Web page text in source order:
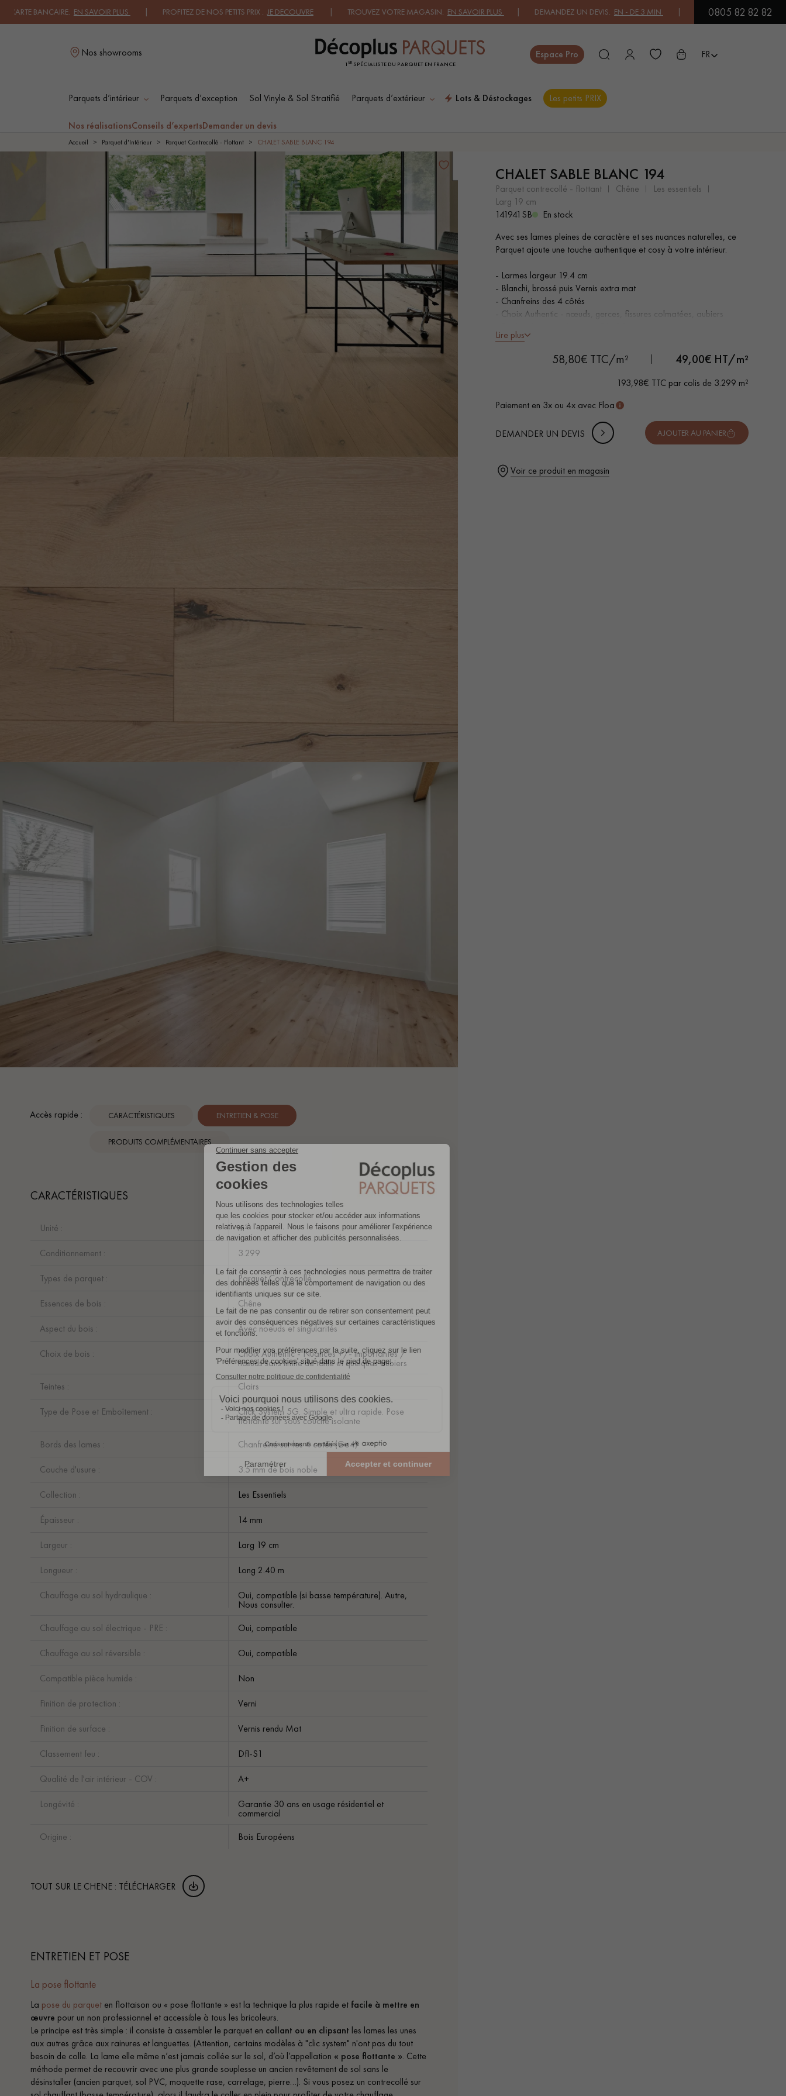
EN SAVOIR PLUS| PROFITEZ DE NOS PETITS PRIX .JE DECOUVRE| TROUVEZ VOTRE MAGASIN.EN SAVOIR PLUS| DEMANDEZ UN DEVIS.EN - DE 3 MIN | PAYEZ EN 3X OU 4X SANS FRAIS PAR
0805 82 82 82
Nos showrooms
1 ERSPÉCIALISTE DU PARQUET EN FRANCE
Espace Pro FR
Parquets d’intérieur Parquets d’exception Sol Vinyle & Sol Stratifié Parquets d’extérieur Lots & Déstockages Les petits PRIX
Nos réalisationsConseils d’expertsDemander un devisLES RECHERCHES LES PLUS COURANTES
PARQUET MASSIF
CONTRECOLLÉ -
SOL PLAQUÉ BOIS
VERITABLES
PARQUET EN BOIS
EXOTIQUE
PARQUET VERNIS
BRUT
PARQUET VIEILLI PARQUET FUMÉ
PARQUET LAMES
LARGES XXL
ACCESSOIRES
PARQUET D'INTÉRIEUR
Nos conseillers sont disponibles au
Nos experts sont à votre disposition pour vous guider pas à pas dans le choix et la pose de votre parquet.
Accueil Parquet d'Intérieur Parquet Contrecollé - Flottant CHALET SABLE BLANC 194
CHALET SABLE BLANC 194
parquet contrecollé - flottant chêne
les essentiels
larg 19 cm
141941SB
En stock
Avec ses lames pleines de caractère et ses nuances naturelles, ce
Parquet ajoute une touche authentique et cosy à votre intérieur.
- Larmes largeur 19.4 cm
- Blanchi, brossé puis Vernis extra mat
- Chanfreins des 4 côtés
- Choix Authentic - nœuds, gerces, fissures colmatées, aubiers
Lire plus
58,80€ TTC/m² 49,00€ HT/m²
193,98€ TTC par colis de 3.299 m²
Paiement en 3x ou 4x avec Floa
DEMANDER UN DEVIS
SURFACE DE VOTRE PROJET
m²
Ajouter 10% de marge de sécurité (pour les chutes et les
Soit colis
AJOUTER AU PANIER
Voir ce produit en magasin
Accès rapide : CARACTÉRISTIQUES ENTRETIEN & POSE
PRODUITS COMPLÉMENTAIRES
CARACTÉRISTIQUES
Unité : m²
Conditionnement : 3.299
Types de parquet : Parquet Contrecollé
Essences de bois : Chêne
Aspect du bois : Avec noeuds et singularités
Choix de bois : Choix Authentic - Nuances +/- importantes /
nœuds sans limite de taille et quelques aubiers
Teintes :
Clairs
Type de Pose et Emboîtement : Click System 5G. Simple et ultra rapide. Pose
flottante sur sous couche isolante
Bords des lames :
Chanfreiné sur les 4 cotés (Go4)
Couche d'usure : 3.5 mm de bois noble
Collection : Les Essentiels
Épaisseur : 14 mm
Largeur : Larg 19 cm
Longueur : Long 2.40 m
Chauffage au sol hydraulique : Oui, compatible (si basse température). Autre,
Nous consulter.
Chauffage au sol électrique - PRE :
Oui, compatible
Chauffage au sol réversible : Oui, compatible
Compatible pièce humide : Non
Finition de protection : Verni
Finition de surface : Vernis rendu Mat
Classement feu : Dfl-S1
Qualité de l'air intérieur - COV : A+
Longévité : Garantie 30 ans en usage résidentiel et
commercial
Origine :
Bois Européens
TOUT SUR LE CHENE : TÉLÉCHARGER
ENTRETIEN ET POSE
La pose flottante
La pose du parquet en flottaison ou « pose flottante » est la technique la plus rapide et facile à mettre en
œuvre pour un non professionnel et accessible à tous les bricoleurs.
Le principe est très simple : il consiste à assembler le parquet en collant ou en clipsant les lames les unes
aux autres grâce aux rainures et languettes. (Attention, certains modèles à "clic system" n'ont pas du tout
besoin de colle. La lame elle même n’est jamais collée sur le sol, d’où l’appellation « pose flottante ». Cette
méthode permet de recouvrir avec une plus grande souplesse un ancien revêtement de sol sans le
désinstaller (ancien parquet, sol PVC, moquette rase, carrelage, pierre…). Si vous posez un contrecollé sur